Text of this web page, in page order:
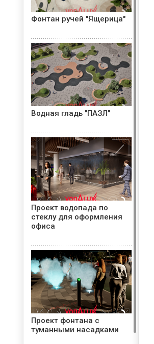
Фонтан ручей "Ящерица"
Водная гладь "ПАЗЛ"
Проект водопада по
стеклу для оформления
офиса
Проект фонтана с
туманными насадками